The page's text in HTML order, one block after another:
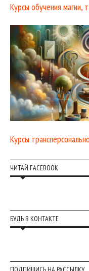
Курсы обучения магии,
Курсы
ЧИТАЙ FACEBOOK
БУДЬ В КОНТАКТЕ